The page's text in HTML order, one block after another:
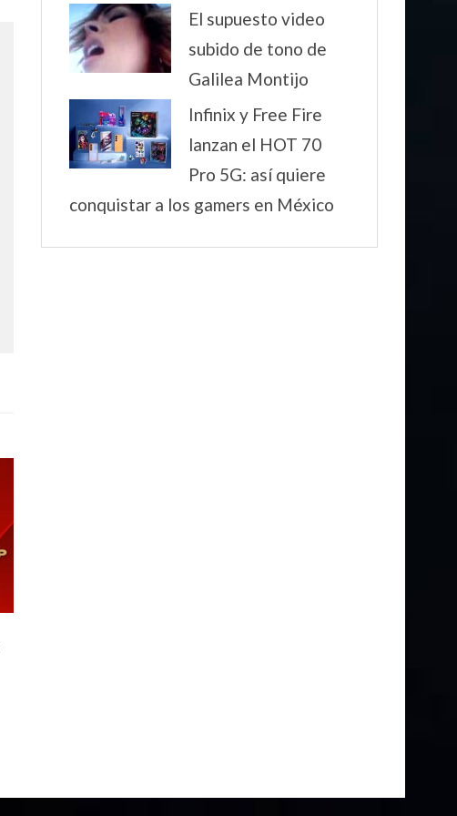
El supuesto video
subido de tono de
Galilea Montijo
Infinix y Free Fire
lanzan el HOT 70
Pro 5G: así quiere
conquistar a los gamers en México